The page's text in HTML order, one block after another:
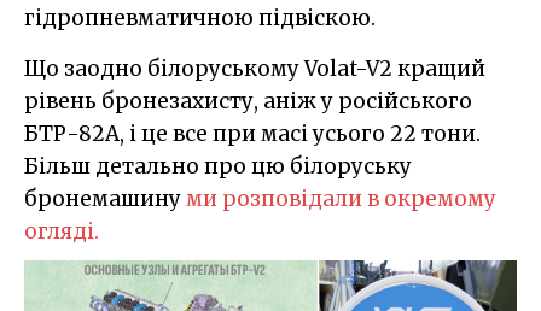
гідропневматичною підвіскою.
Що заодно білоруському Volat-V2 кращий
рівень бронезахисту, аніж у російського
БТР-82А, і це все при масі усього 22 тони.
Більш детально про цю білоруську
бронемашинуми розповідали в окремому
огляді.